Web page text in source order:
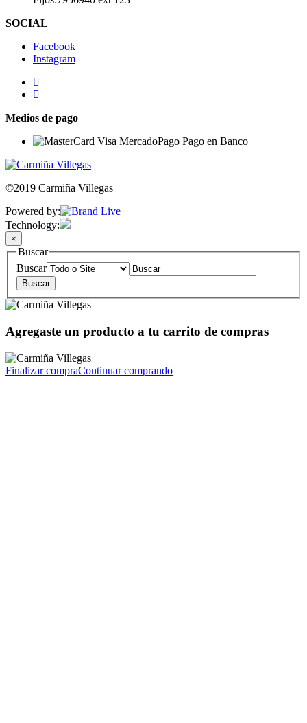
SOCIAL
Facebook
Instagram
Medios de pago
©2019 Carmiña Villegas
Powered by:
Technology:
×
Buscar
Buscar
Agregaste un producto a tu carrito de compras
Finalizar compraContinuar comprando